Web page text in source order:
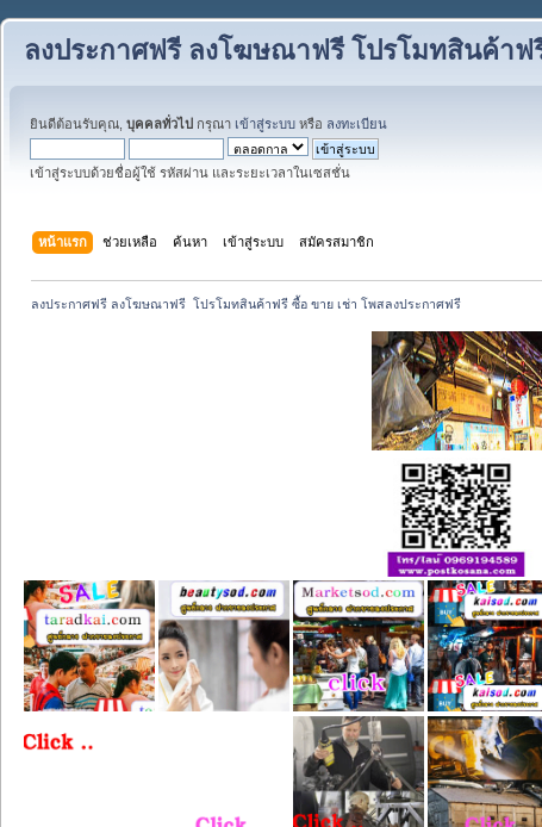
ลงประกาศฟรี ลงโฆษณาฟรี โปรโมทสินค้าฟ
ยินดีต้อนรับคุณ, บุคคลทั่วไป กรุณา เข้าสู่ระบบ หรือ ลงทะเบียน
เข้าสู่ระบบด้วยชื่อผู้ใช้ รหัสผ่าน และระยะเวลาในเซสชั่น
หน้าแรก ช่วยเหลือ ค้นหา เข้าสู่ระบบ สมัครสมาชิก
ลงประกาศฟรี ลงโฆษณาฟรี  โปรโมทสินค้าฟรี ซื้อ ขาย เช่า โพสลงประกาศฟรี